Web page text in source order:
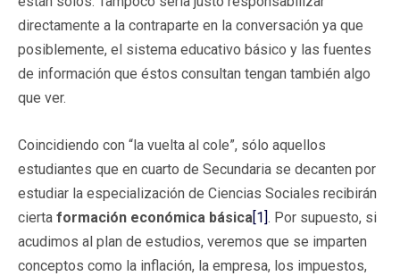
directamente a la contraparte en la conversación ya que
posiblemente, el sistema educativo básico y las fuentes
de información que éstos consultan tengan también algo
que ver.
Coincidiendo con “la vuelta al cole”, sólo aquellos
estudiantes que en cuarto de Secundaria se decanten por
estudiar la especialización de Ciencias Sociales recibirán
cierta formación económica básica [1] . Por supuesto, si
acudimos al plan de estudios, veremos que se imparten
conceptos como la inflación, la empresa, los impuestos,